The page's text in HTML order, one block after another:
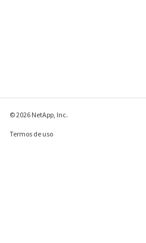
© 2026 NetApp, Inc.
Termos de uso